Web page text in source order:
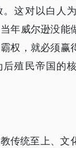
这对以白人
年威尔逊没能
权，就必须赢
殖民帝国的
传统至上、文